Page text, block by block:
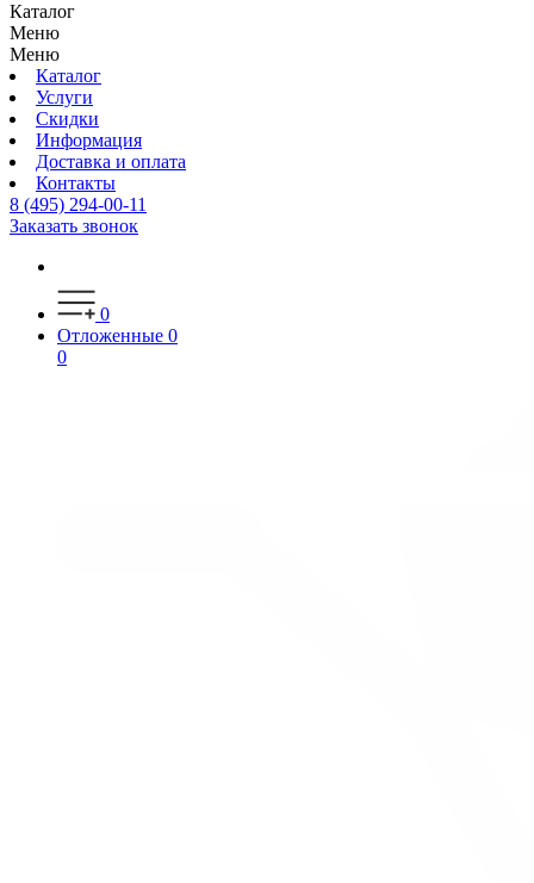
Каталог
Меню
Меню
Каталог
Услуги
Скидки
Информация
Доставка и оплата
Контакты
8 (495) 294-00-11
Заказать звонок
0
Отложенные 0
0